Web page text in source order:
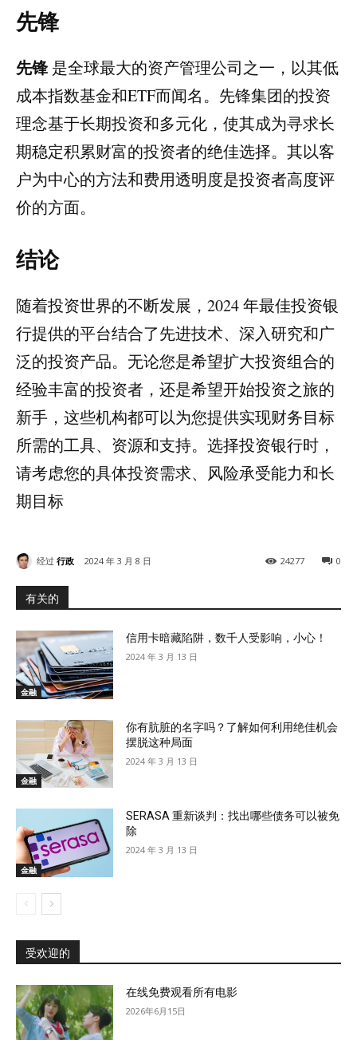
先锋
先锋 是全球最大的资产管理公司之一，以其低
成本指数基金和ETF而闻名。先锋集团的投资
理念基于长期投资和多元化，使其成为寻求长
期稳定积累财富的投资者的绝佳选择。其以客
户为中心的方法和费用透明度是投资者高度评
价的方面。
结论
随着投资世界的不断发展，2024 年最佳投资银
行提供的平台结合了先进技术、深入研究和广
泛的投资产品。无论您是希望扩大投资组合的
经验丰富的投资者，还是希望开始投资之旅的
新手，这些机构都可以为您提供实现财务目标
所需的工具、资源和支持。选择投资银行时，
请考虑您的具体投资需求、风险承受能力和长
期目标
0
24277
经过 行政 2024 年 3 月 8 日
有关的
金融
信用卡暗藏陷阱，数千人受影响，小心！
2024 年 3 月 13 日
金融
你有肮脏的名字吗？了解如何利用绝佳机会
摆脱这种局面
2024 年 3 月 13 日
金融
SERASA 重新谈判：找出哪些债务可以被免
除
2024 年 3 月 13 日
受欢迎的
在线免费观看所有电影
2026年6月15日